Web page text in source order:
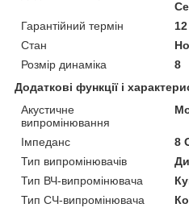
Гарантійний термін
12
Стан
Розмір динаміка
8
Додаткові функції і
Акустичне
випромінювання
Імпеданс
8
Тип випромінювачів
Тип ВЧ-випромінювача
Тип СЧ-випромінювача